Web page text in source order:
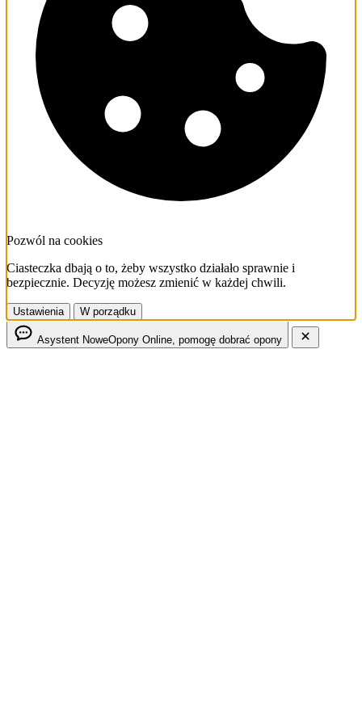
Pozwól na cookies
Ciasteczka dbają o to, żeby wszystko działało sprawnie i
bezpiecznie. Decyzję możesz zmienić w każdej chwili.
Ustawienia W porządku
Asystent NoweOpony Online, pomogę dobrać opony